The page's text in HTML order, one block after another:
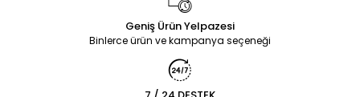
Geniş Ürün Yelpazesi
Binlerce ürün ve kampanya seçeneği